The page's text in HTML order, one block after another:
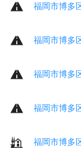
福岡市博多
福岡市博多
福岡市博多
福岡市博多
福岡市博多